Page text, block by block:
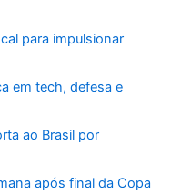
para impulsionar
em tech, defesa e
ao Brasil por
após final da Copa